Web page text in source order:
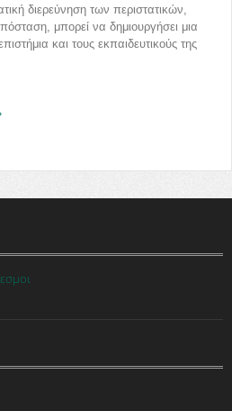
διερεύνηση των περιστατικών,
μπορεί να δημιουργήσει μια
και τους εκπαιδευτικούς της